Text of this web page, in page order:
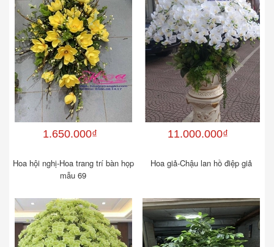
1.650.000₫
Hoa hội nghị-Hoa trang trí bàn họp
mẫu 69
11.000.000₫
Hoa giả-Chậu lan hồ điệp giả